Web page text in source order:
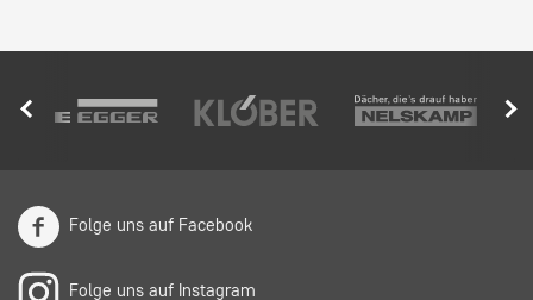
Folge uns auf Facebook
Folge uns auf Instagram